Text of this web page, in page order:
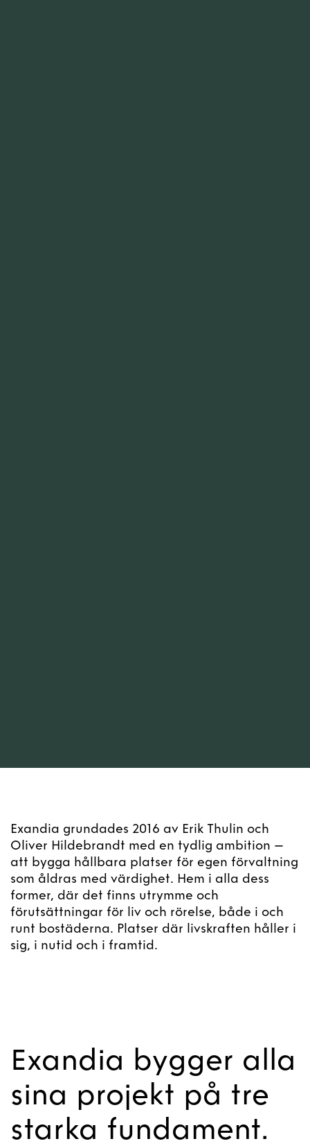
Exandia grundades 2016 av Erik Thulin och
Oliver Hildebrandt med en tydlig ambition –
att bygga hållbara platser för egen förvaltning
som åldras med värdighet. Hem i alla dess
former, där det finns utrymme och
förutsättningar för liv och rörelse, både i och
runt bostäderna. Platser där livskraften håller i
sig, i nutid och i framtid.
Exandia bygger alla
sina projekt på tre
starka fundament.